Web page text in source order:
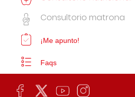
Consultorio matrona
¡Me apunto!
Faqs